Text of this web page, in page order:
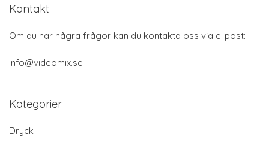
Kontakt
Om du har några frågor kan du kontakta oss via e-post:
info@videomix.se
Kategorier
Dryck